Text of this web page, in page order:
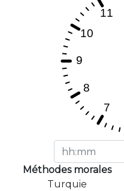
Méthodes morales
Turquie